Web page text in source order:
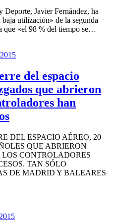
Deporte, Javier Fernández, ha
utilización» de la segunda
que «el 98 % del tiempo se…
del espacio
que abrieron
han
DEL ESPACIO AÉREO, 20
QUE ABRIERON
CONTROLADORES
TAN SÓLO
DE MADRID Y BALEARES